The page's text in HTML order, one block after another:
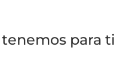
para ti